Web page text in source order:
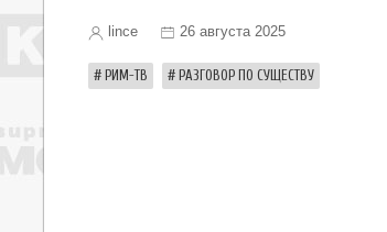
lince 26 августа 2025
РИМ-ТВ РАЗГОВОР ПО СУЩЕСТВУ